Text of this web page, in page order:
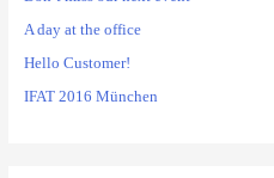
A day at the office
Hello Customer!
IFAT 2016 München